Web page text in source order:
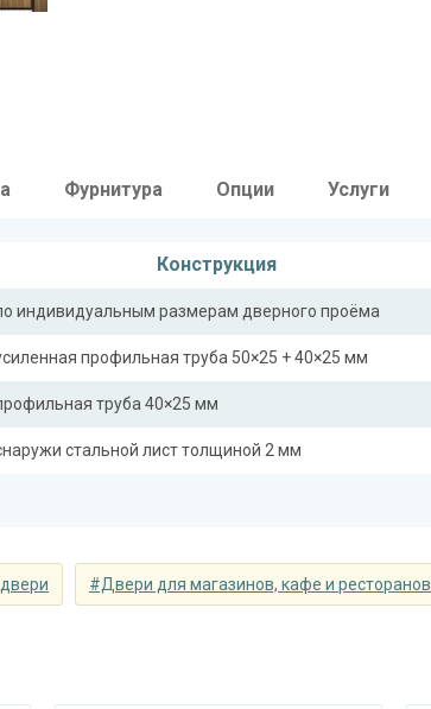
Фурнитура Опции Услуги
Конструкция
индивидуальным размерам дверного проёма
профильная труба 50×25 + 40×25 мм
труба 40×25 мм
стальной лист толщиной 2 мм
Отделка
#Двери для магазинов, кафе и ресторанов